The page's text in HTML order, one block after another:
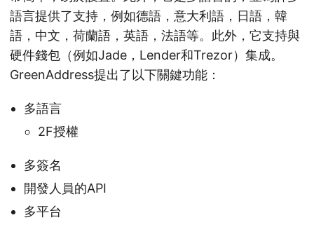
語言提供了支持，例如德語，意大利語，日語，韓
語，中文，荷蘭語，英語，法語等。此外，它支持與
硬件錢包（例如Jade，Lender和Trezor）集成。
GreenAddress提出了以下關鍵功能：
多語言
2F授權
多簽名
開發人員的API
多平台